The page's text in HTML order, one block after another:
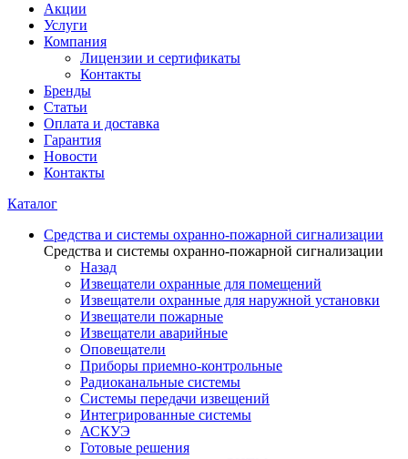
Акции
Услуги
Компания
Лицензии и сертификаты
Контакты
Бренды
Статьи
Оплата и доставка
Гарантия
Новости
Контакты
Каталог
Средства и системы охранно-пожарной сигнализации
Средства и системы охранно-пожарной сигнализации
Назад
Извещатели охранные для помещений
Извещатели охранные для наружной установки
Извещатели пожарные
Извещатели аварийные
Оповещатели
Приборы приемно-контрольные
Радиоканальные системы
Системы передачи извещений
Интегрированные системы
АСКУЭ
Готовые решения